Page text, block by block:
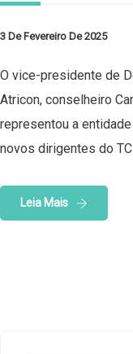
3 De Fevereiro De 2025
O vice-presidente de
Atricon, conselheiro
representou a
novos dirigentes do
Leia Mais